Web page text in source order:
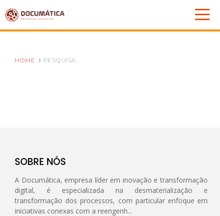
HOME PESQUISA
SOBRE NÓS
A Documática, empresa líder em inovação e transformação
digital, é especializada na desmaterialização e
transformação dos processos, com particular enfoque em
iniciativas conexas com a reengenh...